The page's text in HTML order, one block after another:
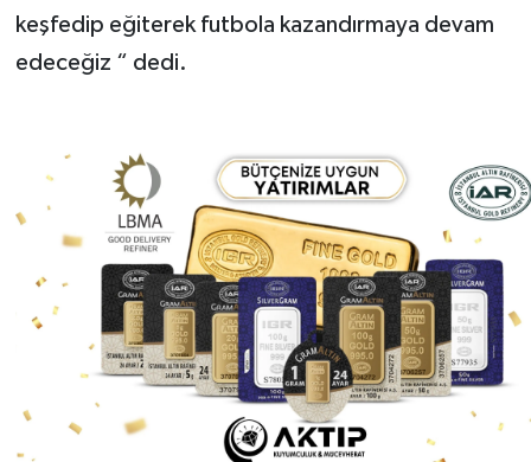
keşfedip eğiterek futbola kazandırmaya devam
edeceğiz “ dedi.